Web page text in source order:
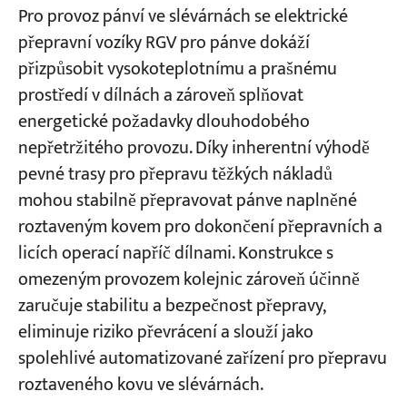
Pro provoz pánví ve slévárnách se elektrické
přepravní vozíky RGV pro pánve dokáží
přizpůsobit vysokoteplotnímu a prašnému
prostředí v dílnách a zároveň splňovat
energetické požadavky dlouhodobého
nepřetržitého provozu. Díky inherentní výhodě
pevné trasy pro přepravu těžkých nákladů
mohou stabilně přepravovat pánve naplněné
roztaveným kovem pro dokončení přepravních a
licích operací napříč dílnami. Konstrukce s
omezeným provozem kolejnic zároveň účinně
zaručuje stabilitu a bezpečnost přepravy,
eliminuje riziko převrácení a slouží jako
spolehlivé automatizované zařízení pro přepravu
roztaveného kovu ve slévárnách.